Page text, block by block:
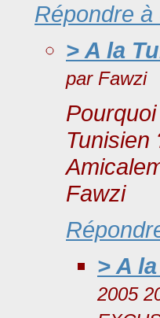
Répondre
> A la
par Fawzi
Tunisien
Fawzi
> A
2005